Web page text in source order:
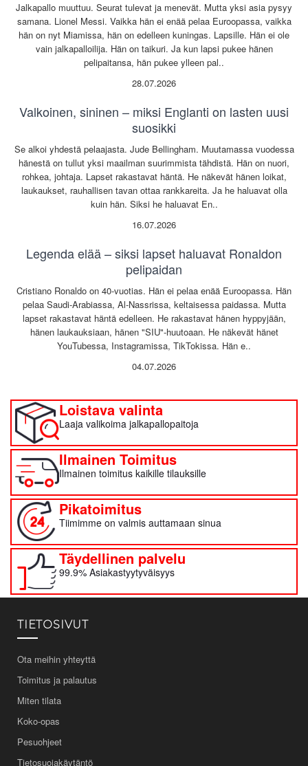
Jalkapallo muuttuu. Seurat tulevat ja menevät. Mutta yksi asia pysyy
samana. Lionel Messi. Vaikka hän ei enää pelaa Euroopassa, vaikka
hän on nyt Miamissa, hän on edelleen kuningas. Lapsille. Hän ei ole
vain jalkapalloilija. Hän on taikuri. Ja kun lapsi pukee hänen
pelipaitansa, hän pukee ylleen pal..
28.07.2026
Valkoinen, sininen – miksi Englanti on lasten uusi
suosikki
Se alkoi yhdestä pelaajasta. Jude Bellingham. Muutamassa vuodessa
hänestä on tullut yksi maailman suurimmista tähdistä. Hän on nuori,
rohkea, johtaja. Lapset rakastavat häntä. He näkevät hänen loikat,
laukaukset, rauhallisen tavan ottaa rankkareita. Ja he haluavat olla
kuin hän. Siksi he haluavat En..
16.07.2026
Legenda elää – siksi lapset haluavat Ronaldon
pelipaidan
Cristiano Ronaldo on 40-vuotias. Hän ei pelaa enää Euroopassa. Hän
pelaa Saudi-Arabiassa, Al-Nassrissa, keltaisessa paidassa. Mutta
lapset rakastavat häntä edelleen. He rakastavat hänen hyppyjään,
hänen laukauksiaan, hänen "SIU"-huutoaan. He näkevät hänet
YouTubessa, Instagramissa, TikTokissa. Hän e..
04.07.2026
Loistava valinta
Laaja valikoima jalkapallopaitoja
Ilmainen Toimitus
Ilmainen toimitus kaikille tilauksille
Pikatoimitus
Tiimimme on valmis auttamaan sinua
Täydellinen palvelu
99.9% Asiakastyytyväisyys
TIETOSIVUT
Ota meihin yhteyttä
Toimitus ja palautus
Miten tilata
Koko-opas
Pesuohjeet
Tietosuojakäytäntö